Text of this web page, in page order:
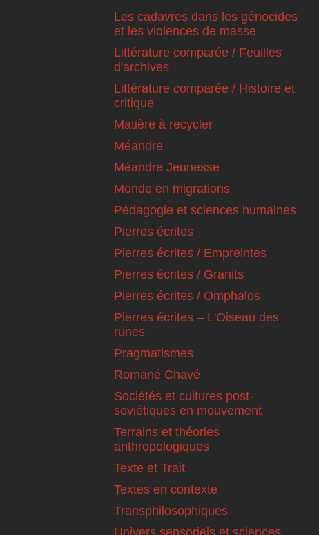
Les cadavres dans les génocides
et les violences de masse
Littérature comparée / Feuilles
d'archives
Littérature comparée / Histoire et
critique
Matière à recycler
Méandre
Méandre Jeunesse
Monde en migrations
Pédagogie et sciences humaines
Pierres écrites
Pierres écrites / Empreintes
Pierres écrites / Granits
Pierres écrites / Omphalos
Pierres écrites – L'Oiseau des
runes
Pragmatismes
Romané Chavé
Sociétés et cultures post-
soviétiques en mouvement
Terrains et théories
anthropologiques
Texte et Trait
Textes en contexte
Transphilosophiques